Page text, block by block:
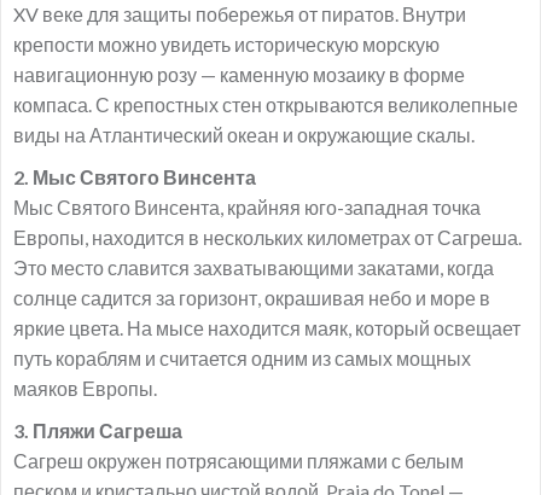
XV веке для защиты побережья от пиратов. Внутри
крепости можно увидеть историческую морскую
навигационную розу — каменную мозаику в форме
компаса. С крепостных стен открываются великолепные
виды на Атлантический океан и окружающие скалы.
2. Мыс Святого Винсента
Мыс Святого Винсента, крайняя юго-западная точка
Европы, находится в нескольких километрах от Сагреша.
Это место славится захватывающими закатами, когда
солнце садится за горизонт, окрашивая небо и море в
яркие цвета. На мысе находится маяк, который освещает
путь кораблям и считается одним из самых мощных
маяков Европы.
3. Пляжи Сагреша
Сагреш окружен потрясающими пляжами с белым